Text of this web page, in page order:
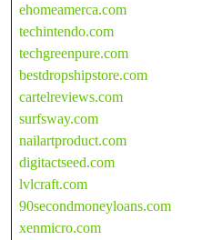
ehomeamerca.com
techintendo.com
techgreenpure.com
bestdropshipstore.com
cartelreviews.com
surfsway.com
nailartproduct.com
digitactseed.com
lvlcraft.com
90secondmoneyloans.com
xenmicro.com